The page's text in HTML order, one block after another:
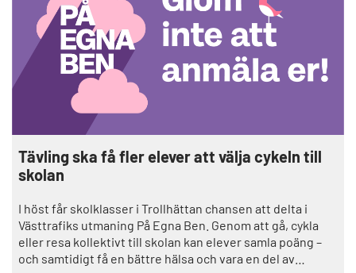
Tävling ska få fler elever att välja cykeln till
skolan
I höst får skolklasser i Trollhättan chansen att delta i
Västtrafiks utmaning På Egna Ben. Genom att gå, cykla
eller resa kollektivt till skolan kan elever samla poäng –
och samtidigt få en bättre hälsa och vara en del av